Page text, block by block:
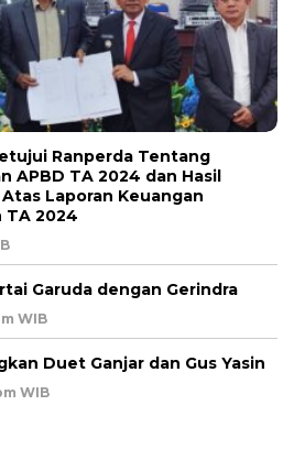
Ranperda Tentang
APBD TA 2024 dan Hasil
Laporan Keuangan
TA 2024
Garuda dengan Gerindra
WIB
Duet Ganjar dan Gus Yasin
WIB